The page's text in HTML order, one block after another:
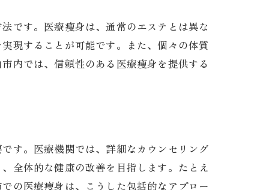
です。医療痩身は、通常のエステとは異な
現することが可能です。また、個々の体質
内では、信頼性のある医療痩身を提供する
す。医療機関では、詳細なカウンセリング
全体的な健康の改善を目指します。たとえ
の医療痩身は、こうした包括的なアプロー